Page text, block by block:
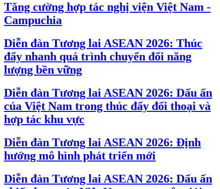
Tăng cường hợp tác nghị viện Việt Nam -
Campuchia
Diễn đàn Tương lai ASEAN 2026: Thúc
đẩy nhanh quá trình chuyển đổi năng
lượng bền vững
Diễn đàn Tương lai ASEAN 2026: Dấu ấn
của Việt Nam trong thúc đẩy đối thoại và
hợp tác khu vực
Diễn đàn Tương lai ASEAN 2026: Định
hướng mô hình phát triển mới
Diễn đàn Tương lai ASEAN 2026: Dấu ấn